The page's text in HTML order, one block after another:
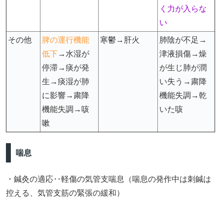
く力が入らな
い
その他
脾の運行機能
低下→水湿が
停滞→痰が発
生→痰湿が肺
に影響→粛降
機能失調→咳
嗽
寒鬱→肝火
肺陰が不足→
津液損傷→燥
が生じ肺が潤
い失う→粛降
機能失調→乾
いた咳
喘息
・鍼灸の適応‥軽傷の気管支喘息（喘息の発作中は刺鍼は
控える、気管支筋の緊張の緩和）